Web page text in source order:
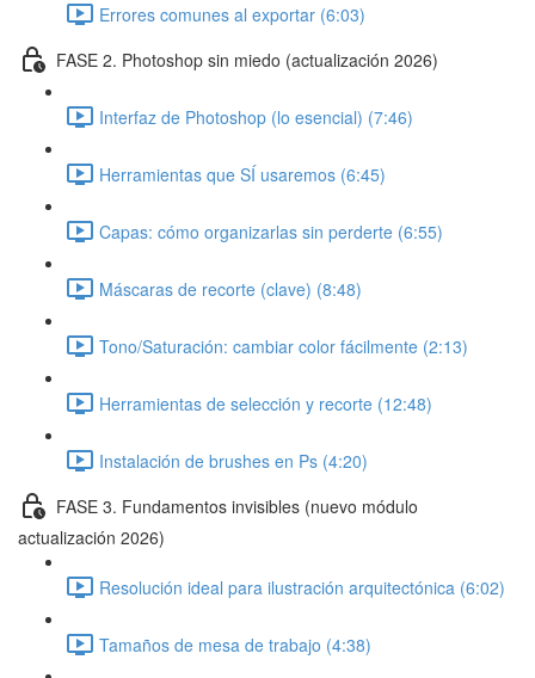
Errores comunes al exportar (6:03)
FASE 2. Photoshop sin miedo (actualización 2026)
Interfaz de Photoshop (lo esencial) (7:46)
Herramientas que SÍ usaremos (6:45)
Capas: cómo organizarlas sin perderte (6:55)
Máscaras de recorte (clave) (8:48)
Tono/Saturación: cambiar color fácilmente (2:13)
Herramientas de selección y recorte (12:48)
Instalación de brushes en Ps (4:20)
FASE 3. Fundamentos invisibles (nuevo módulo
actualización 2026)
Resolución ideal para ilustración arquitectónica (6:02)
Tamaños de mesa de trabajo (4:38)